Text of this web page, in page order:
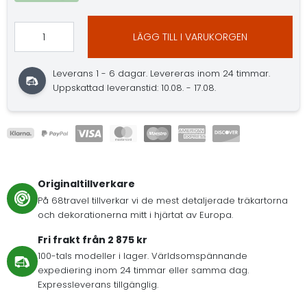
LÄGG TILL I VARUKORGEN
Leverans 1 - 6 dagar. Levereras inom 24 timmar.
Uppskattad leveranstid: 10.08. - 17.08.
Originaltillverkare
På 68travel tillverkar vi de mest detaljerade träkartorna
och dekorationerna mitt i hjärtat av Europa.
Fri frakt från 2 875 kr
100-tals modeller i lager. Världsomspännande
expediering inom 24 timmar eller samma dag.
Expressleverans tillgänglig.